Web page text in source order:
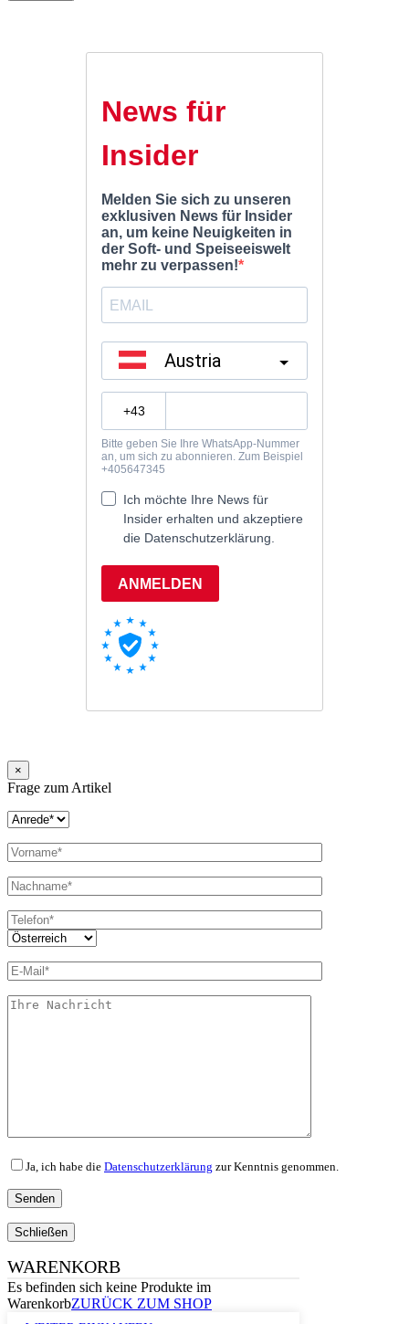
×
Frage zum Artikel
Ja, ich habe die Datenschutzerklärung zur Kenntnis genommen.
Schließen
WARENKORB
Es befinden sich keine Produkte im
WarenkorbZURÜCK ZUM SHOP